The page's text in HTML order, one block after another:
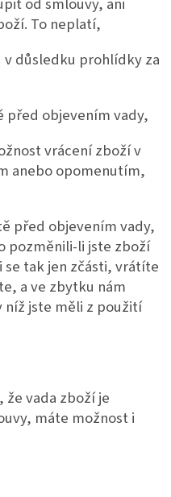
To neplatí,
v důsledku prohlídky za
před objevením vady,
vrácení zboží v
anebo opomenutím,
před objevením vady,
pozměnili-li jste zboží
tak jen zčásti, vrátíte
a ve zbytku nám
níž jste měli z použití
že vada zboží je
máte možnost i